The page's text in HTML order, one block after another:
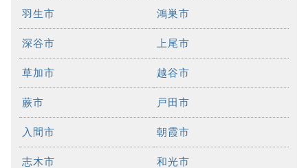
羽生市 鴻巣市
深谷市 上尾市
草加市 越谷市
蕨市 戸田市
入間市 朝霞市
志木市 和光市